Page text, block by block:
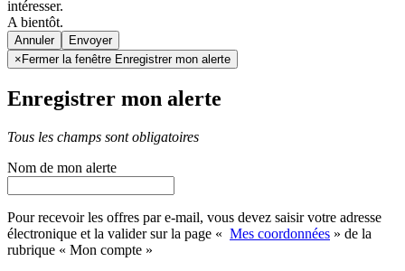
intéresser.
A bientôt.
Annuler
× Fermer la fenêtre Enregistrer mon alerte
Enregistrer mon alerte
Tous les champs sont obligatoires
Nom de mon alerte
Pour recevoir les offres par e-mail, vous devez saisir votre adresse
électronique et la valider sur la page « Mes coordonnées » de la
rubrique « Mon compte »